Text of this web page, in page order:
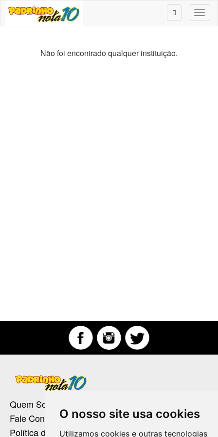
O nosso site usa cookies
Utilizamos cookies e outras tecnologias
Não foi encontrado qualquer instituição.
Quem Somos
Fale Conosco
Política de Privacidade